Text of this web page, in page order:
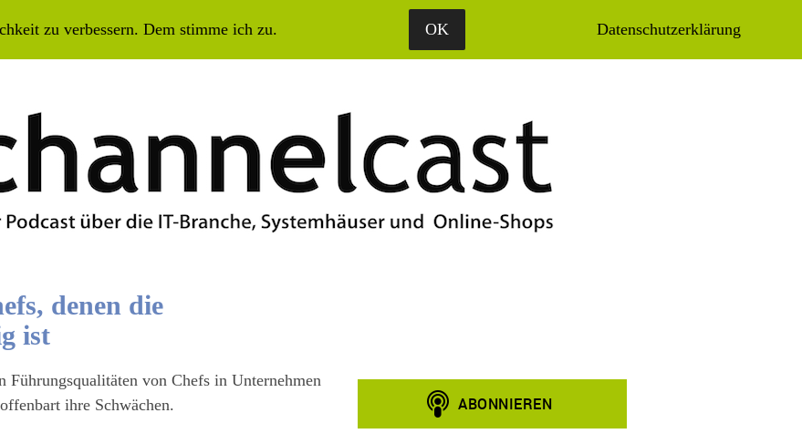
ARCHIV ALLER FOLGEN ÜBER UNS
denen die
ist
Führungsqualitäten von Chefs in Unternehmen
ihre Schwächen.
zu verbessern. Dem stimme ich zu. OK Datenschutzerklärung